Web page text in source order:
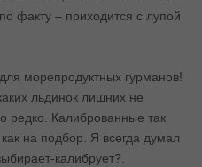
факту – приходится с лупой
морепродуктных гурманов!
льдинок лишних не
редко. Калиброванные так
на подбор. Я всегда думал
калибрует?.